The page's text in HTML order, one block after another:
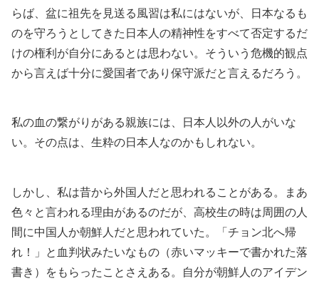
らば、盆に祖先を見送る風習は私にはないが、日本なるも
のを守ろうとしてきた日本人の精神性をすべて否定するだ
けの権利が自分にあるとは思わない。そういう危機的観点
から言えば十分に愛国者であり保守派だと言えるだろう。
私の血の繋がりがある親族には、日本人以外の人がいな
い。その点は、生粋の日本人なのかもしれない。
しかし、私は昔から外国人だと思われることがある。まあ
色々と言われる理由があるのだが、高校生の時は周囲の人
間に中国人か朝鮮人だと思われていた。「チョン北へ帰
れ！」と血判状みたいなもの（赤いマッキーで書かれた落
書き）をもらったことさえある。自分が朝鮮人のアイデン